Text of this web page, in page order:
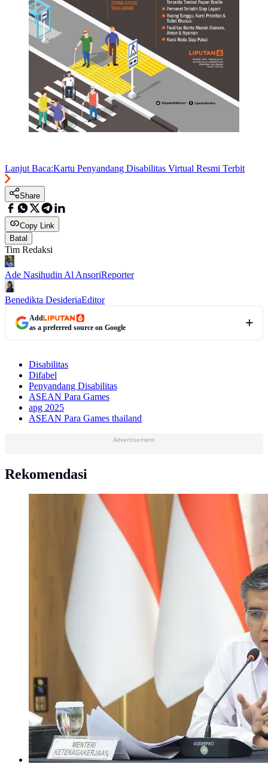
Lanjut Baca:Kartu Penyandang Disabilitas Virtual Resmi Terbit
Share
Copy Link
Batal
Tim Redaksi
Ade Nasihudin Al AnsoriReporter
Benedikta DesideriaEditor
Add
as a preferred source on Google
Disabilitas
Difabel
Penyandang Disabilitas
ASEAN Para Games
apg 2025
ASEAN Para Games thailand
Advertisement
Rekomendasi